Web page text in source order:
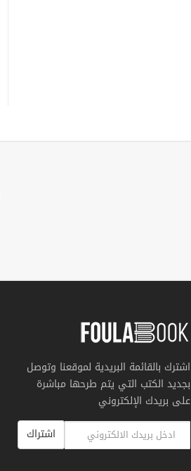
اشترك بالقائمة البريدية لموقعنا وتوصل
بجديد الكتب التي يتم طرحها مباشرة
على بريدك الإلكتروني
اشتراك